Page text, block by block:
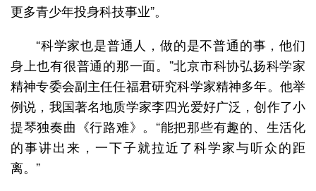
更多青少年投身科技事业”。
“科学家也是普通人，做的是不普通的事，他们
身上也有很普通的那一面。”北京市科协弘扬科学家
精神专委会副主任任福君研究科学家精神多年。他举
例说，我国著名地质学家李四光爱好广泛，创作了小
提琴独奏曲《行路难》。“能把那些有趣的、生活化
的事讲出来，一下子就拉近了科学家与听众的距
离。”